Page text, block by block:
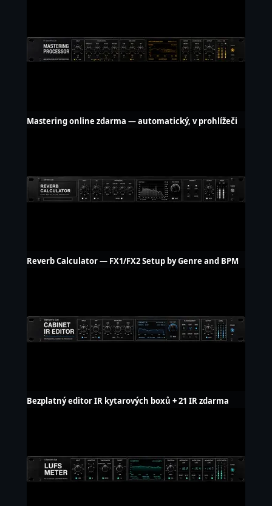
Mastering online zdarma — automatický, v prohlížeči
Reverb Calculator — FX1/FX2 Setup by Genre and BPM
Bezplatný editor IR kytarových boxů + 21 IR zdarma